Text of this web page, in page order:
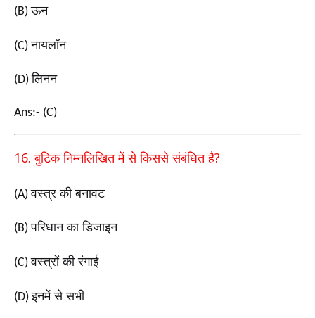
(B)ऊन
(C)नायलॉन
(D)लिनन
Ans:- (C)
16.बुटिक निम्नलिखित में से किससे संबंधित है?
(A)वस्त्र की बनावट
(B)परिधान का डिजाइन
(C)वस्त्रों की रंगाई
(D)इनमें से सभी